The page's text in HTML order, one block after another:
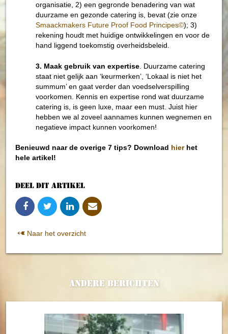
organisatie, 2) een gegronde benadering van wat
duurzame en gezonde catering is, bevat (zie onze
Smaackmakers Future Proof Food Principes©); 3)
rekening houdt met huidige ontwikkelingen en voor de
hand liggend toekomstig overheidsbeleid.
3. Maak gebruik van expertise . Duurzame catering
staat niet gelijk aan ‘keurmerken’, ‘Lokaal is niet het
summum’ en gaat verder dan voedselverspilling
voorkomen. Kennis en expertise rond wat duurzame
catering is, is geen luxe, maar een must. Juist hier
hebben we al zoveel aannames kunnen wegnemen en
negatieve impact kunnen voorkomen!
Benieuwd naar de overige 7 tips? Download hierhet
hele artikel!
Deel dit artikel
Naar het overzicht
Andere berichten